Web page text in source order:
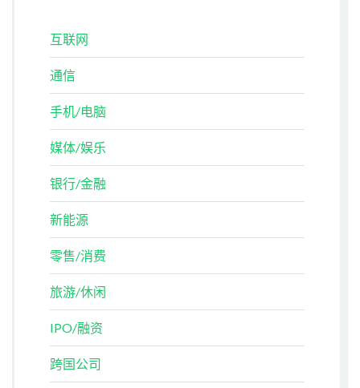
互联网
通信
手机/电脑
媒体/娱乐
银行/金融
新能源
零售/消费
旅游/休闲
IPO/融资
跨国公司